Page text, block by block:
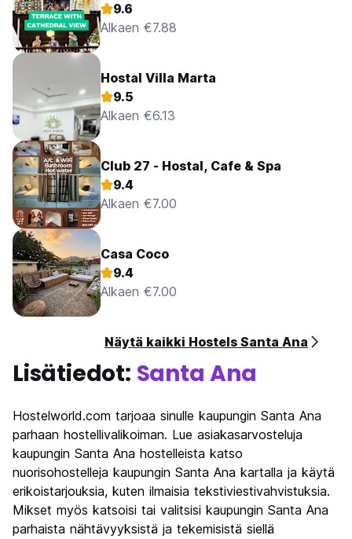
9.6
Alkaen €7.88
Hostal Villa Marta
9.5
Alkaen €6.13
Club 27 - Hostal, Cafe & Spa
9.4
Alkaen €7.00
Casa Coco
9.4
Alkaen €7.00
Näytä kaikki Hostels Santa Ana
Lisätiedot: Santa Ana
Hostelworld.com tarjoaa sinulle kaupungin Santa Ana
parhaan hostellivalikoiman. Lue asiakasarvosteluja
kaupungin Santa Ana hostelleista katso
nuorisohostelleja kaupungin Santa Ana kartalla ja käytä
erikoistarjouksia, kuten ilmaisia tekstiviestivahvistuksia.
Mikset myös katsoisi tai valitsisi kaupungin Santa Ana
parhaista nähtävyyksistä ja tekemisistä siellä